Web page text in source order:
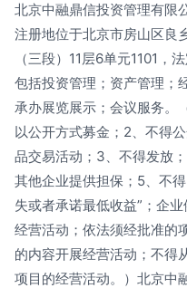
北京中融鼎信投资管理有限
注册地位于北京市房山区良
（三段）11层6单元1101，
包括投资管理；资产管理；
承办展览展示；会议服务。
以公开方式募金；2、不得
品交易活动；3、不得发放
其他企业提供担保；5、不
失或者承诺最低收益”；企
经营活动；依法须经批准的
的内容开展经营活动；不得
项目的经营活动。）北京中